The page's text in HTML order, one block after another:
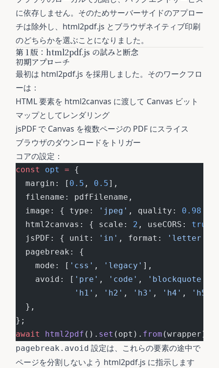
に依存しません。そのためサーバーサイドのアプロー
チは除外し、html2pdf.js とブラウザネイティブ印刷
のどちらかを選ぶことになりました。
第 1 版：html2pdf.js の試みと断念
初期アプローチ
最初は html2pdf.js を採用しました。そのワークフロ
ーは：
HTML 要素を html2canvas に渡して Canvas ビット
マップとしてレンダリング
jsPDF で Canvas を複数ページの PDF にスライス
ブラウザのダウンロードをトリガー
コアの設定：
const opt = {
  margin: [
0.5 , 0.5],
  filename: pdfFilename,
  image: { type:
'jpeg' , quality: 0.98
  html2canvas: { scale:
2 , useCORS: true
  jsPDF: { unit:
'in' , format: 'letter'
  pagebreak: {
    mode: [
'css' , 'legacy' ],
    avoid: [
'pre' , 'code' , 'blockquote'
            'h1'
, 'h2' , 'h3' , 'h4' , 'h5'
  },
};
await
html2pdf (). set (opt). from (wrapper).
pagebreak.avoid 設定は、これらの要素の途中で
ページを分割しないよう html2pdf.js に指示します